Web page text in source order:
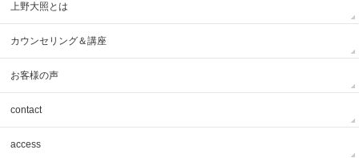
上野大照とは
カウンセリング＆講座
お客様の声
contact
access